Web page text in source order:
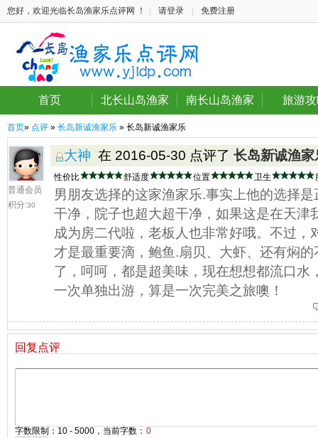
您好，欢迎光临长岛渔家乐点评网 ！ 请登录 免费注册
首页 北长山岛渔家 南长山岛渔家 旅游
首页» 点评 » 长岛新诚渔家乐 » 长岛新诚渔家乐
普通会员
积分:30
大神 在 2016-05-30 点评了 长岛新诚渔家
性价比 舒适度 位置 卫生
男朋友选择的这家渔家乐.事实上他的选择
干净，院子也超大超干净，如果这是在天津
成为房二代啦，老板人也非常好哦。不过，
才是最重要滴，鲍鱼.扇贝、大虾、还有焖
了，呵呵，都是超美味，现在想想都流口水
一次单独出游，算是一次完美之旅噢！
回复点评
字数限制：10 - 5000，当前字数： 0